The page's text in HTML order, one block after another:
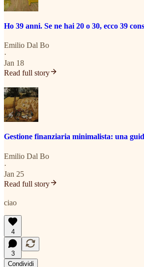
Ho 39 anni. Se ne hai 20 o 30, ecco 39
Emilio Dal Bo
·
Jan 18
Read full story
Gestione finanziaria minimalista: una
Emilio Dal Bo
·
Jan 25
Read full story
ciao
4
3
Condividi